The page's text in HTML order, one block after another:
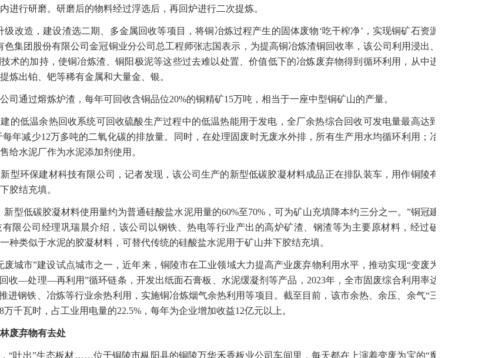
进行研磨。研磨后的物料经过浮选后，再回炉进行二次提炼。
级改造，建设渣选二期、多金属回收等项目，将铜冶炼过程产生的固体废物‘吃干榨净’，实现铜矿石资源
色集团股份有限公司金冠铜业分公司总工程师张志国表示，为提高铜冶炼渣铜回收率，该公司利用浸出、
术的加持，使铜冶炼渣、铜阳极泥等这些过去难以处置、价值低下的冶炼废弃物得到循环利用，从中进
炼出铂、钯等稀有金属和大量金、银。
司通过熔炼炉渣，每年可回收含铜品位20%的铜精矿15万吨，相当于一座中型铜矿山的产量。
的低温余热回收系统可回收硫酸生产过程中的低温热能用于发电，全厂余热综合回收可发电量最高达到
每年减少12万多吨的二氧化碳的排放量。同时，在处理固废时无废水外排，所有生产用水均循环利用；冶
给水泥厂作为水泥添加剂使用。
型环保建材科技有限公司，记者发现，该公司生产的新型低碳胶凝材料成品正在排队装车，用作铜陵有
胶结充填。
新型低碳胶凝材料使用量约为普通硅酸盐水泥用量的60%至70%，可为矿山充填降本约三分之一。”铜冠建
限公司经理巩瑞晨介绍，该公司以钢铁、热电等行业产出的高炉矿渣、钢渣等为主要原材料，经过破
种类似于水泥的胶凝材料，可替代传统的硅酸盐水泥用于矿山井下胶结充填。
废城市”建设试点城市之一，近年来，铜陵市在工业领域大力提高产业废弃物利用水平，推动实现“变废为
收—处理—再利用”循环链条，开发出纸面石膏板、水泥缓凝剂等产品，2023年，全市固废综合利用率达
进钢铁、冶炼等行业余热利用，实施铜冶炼烟气余热利用等项目。截至目前，该市余热、余压、余气“三
万千瓦时，占工业用电量的22.5%，每年为企业增加收益12亿元以上。
废弃物有去处
“吐出”生态板材……位于铜陵市枞阳县的铜陵万华禾香板业公司车间里，每天都在上演着变废为宝的“魔